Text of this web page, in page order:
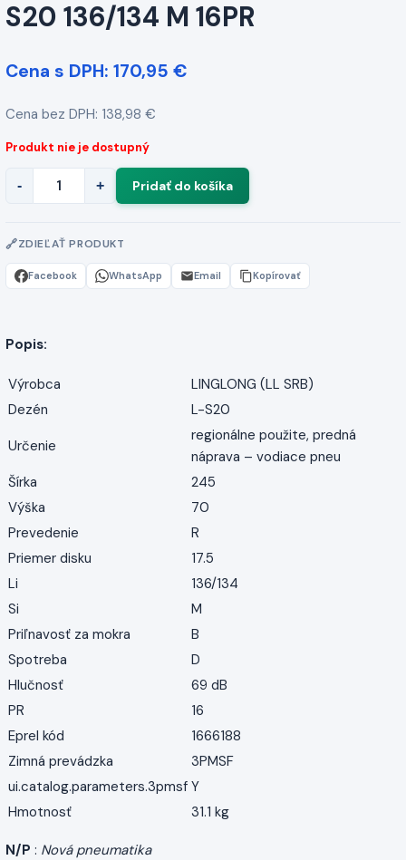
S20 136/134 M 16PR
Cena s DPH: 170,95 €
Cena bez DPH: 138,98 €
Produkt nie je dostupný
- +
ZDIEĽAŤ PRODUKT
Facebook WhatsApp Email Kopírovať
Popis:
Výrobca
LINGLONG (LL SRB)
Dezén
L-S20
Určenie
regionálne použite, predná
náprava – vodiace pneu
Šírka
245
Výška
70
Prevedenie
R
Priemer disku
17.5
Li
136/134
Si
M
Priľnavosť za mokra
B
Spotreba
D
Hlučnosť
69 dB
PR
16
Eprel kód
1666188
Zimná prevádzka
3PMSF
ui.catalog.parameters.3pmsf Y
Hmotnosť
31.1 kg
N/P : Nová pneumatika